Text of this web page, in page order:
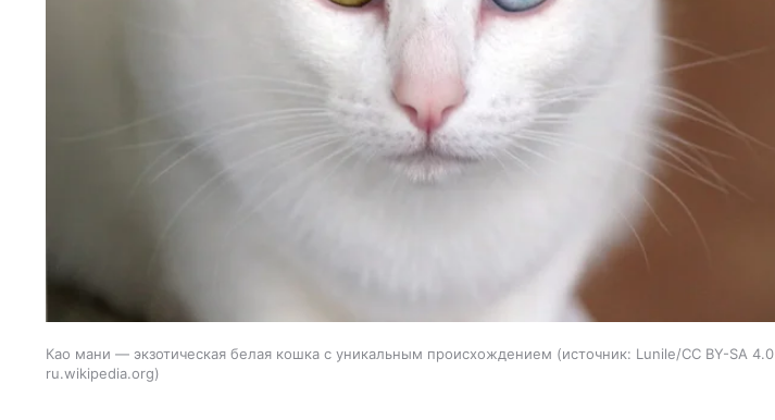
Као мани — экзотическая белая кошка с уникальным происхождением источник: Lunile/CC BY-SA 4.0 |
ru.wikipedia.org